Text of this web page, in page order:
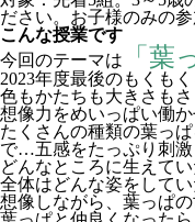
ださい。お子様のみの参
こんな授業です
今回のテーマは
「葉
2023年度最後のもくもく
色もかたちも大きさも
想像力をめいっぱい働
たくさんの種類の葉っ
で…五感をたっぷり刺激
どんなところに生えて
全体はどんな姿をしてい
想像しながら、葉っぱ